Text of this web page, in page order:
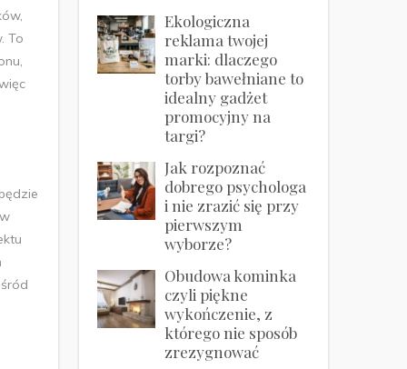
To
Ekologiczna
reklama twojej
marki: dlaczego
torby bawełniane to
idealny gadżet
promocyjny na
targi?
Jak rozpoznać
dobrego psychologa
i nie zrazić się przy
pierwszym
wyborze?
Obudowa kominka
czyli piękne
wykończenie, z
którego nie sposób
zrezygnować